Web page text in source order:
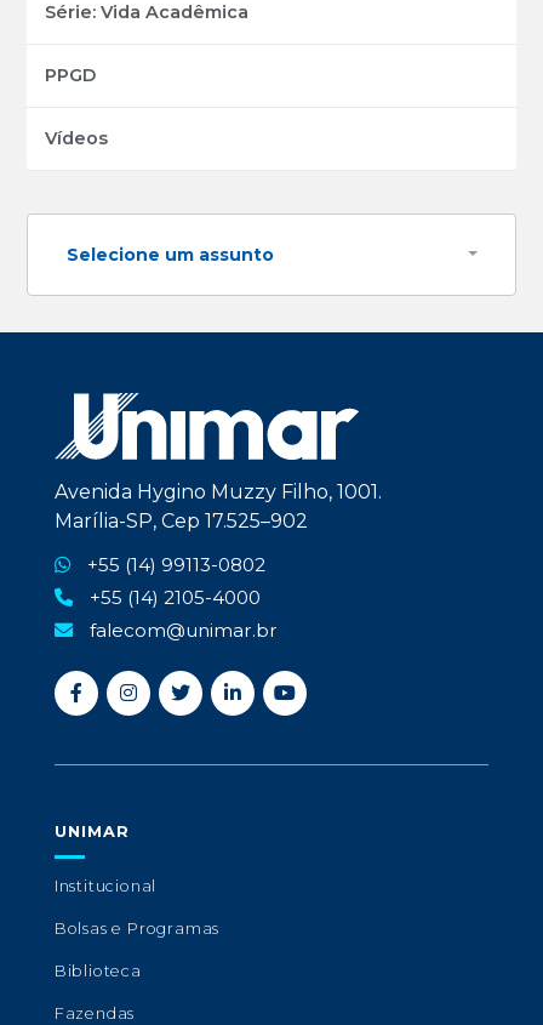
Série: Vida Acadêmica
PPGD
Vídeos
Selecione um assunto
Avenida Hygino Muzzy Filho, 1001.
Marília-SP, Cep 17.525–902
+55 (14) 99113-0802
+55 (14) 2105-4000
falecom@unimar.br
UNIMAR
Institucional
Bolsas e Programas
Biblioteca
Fazendas